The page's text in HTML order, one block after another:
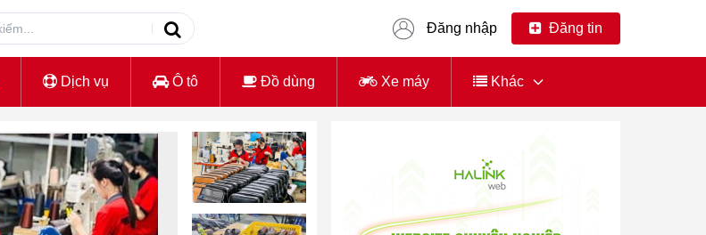
Đăng nhập Đăng tin
Dịch vụ Ô tô Đồ dùng Xe máy Khác